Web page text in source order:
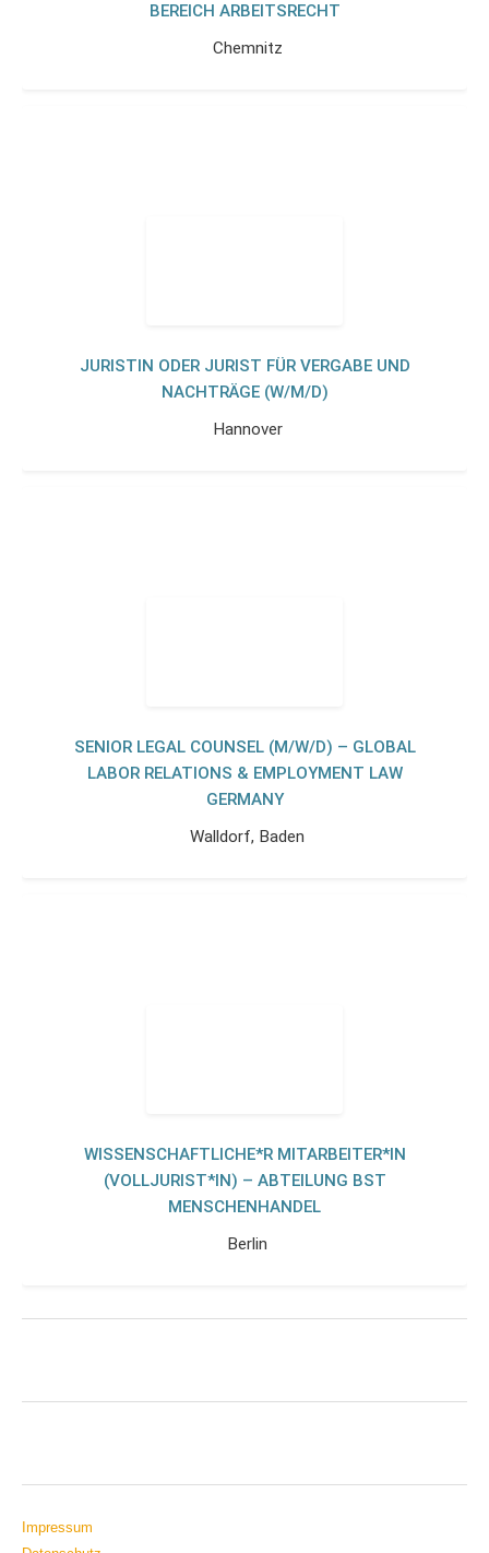
BEREICH ARBEITSRECHT
Chemnitz
JURISTIN ODER JURIST FÜR VERGABE UND
NACHTRÄGE (W/M/D)
Hannover
SENIOR LEGAL COUNSEL (M/W/D) – GLOBAL
LABOR RELATIONS & EMPLOYMENT LAW
GERMANY
Walldorf, Baden
WISSENSCHAFTLICHE*R MITARBEITER*IN
(VOLLJURIST*IN) – ABTEILUNG BST
MENSCHENHANDEL
Berlin
Impressum